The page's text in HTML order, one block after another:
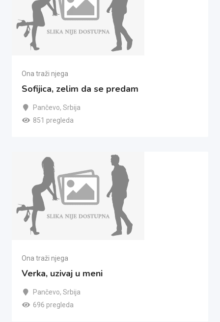
Ona traži njega
Sofijica, zelim da se predam
Pančevo, Srbija
851 pregleda
Ona traži njega
Verka, uzivaj u meni
Pančevo, Srbija
696 pregleda